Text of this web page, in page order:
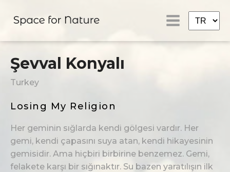
Şevval Konyalı
Turkey
Losing My Religion
Her geminin sığlarda kendi gölgesi vardır. Her
gemi, kendi çapasını suya atan, kendi hikayesinin
gemisidir. Ama hiçbiri birbirine benzemez. Gemi,
felakete karşı bir sığınaktır. Su bazen yaratılışın ilk